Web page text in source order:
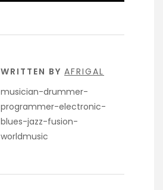
WRITTEN BY AFRIGAL
musician-drummer-
programmer-electronic-
blues-jazz-fusion-
worldmusic